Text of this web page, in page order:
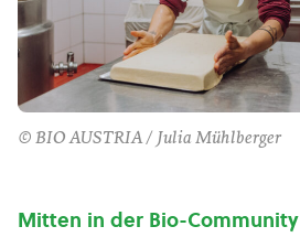
© BIO AUSTRIA / Julia Mühlberger
Mitten in der Bio-Community